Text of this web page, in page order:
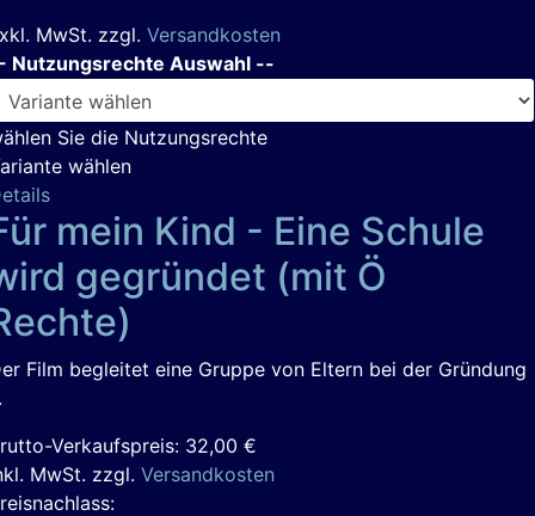
MwSt. zzgl. Versandkosten
Nutzungsrechte Auswahl --
Sie die Nutzungsrechte
wählen
mein Kind - Eine Schule
gegründet (mit Ö
Film begleitet eine Gruppe von Eltern bei der Gründung
Verkaufspreis: 32,00 €
MwSt. zzgl. Versandkosten